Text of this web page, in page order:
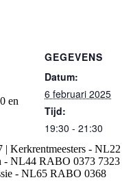
GEGEVENS
Datum:
6 februari 2025
Tijd:
19:30 - 21:30
en
Kerkrentmeesters - NL22
- NL44 RABO 0373 7323
- NL65 RABO 0368